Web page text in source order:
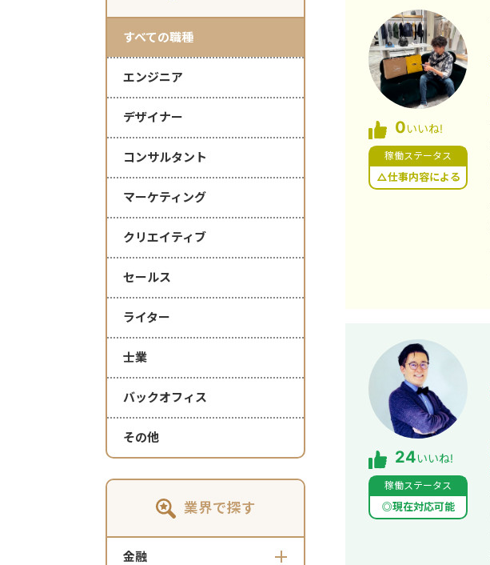
すべての職種
エンジニア
デザイナー
コンサルタント
マーケティング
クリエイティブ
セールス
ライター
士業
バックオフィス
その他
業界で探す
金融
0いいね!
稼働ステータス
△仕事内容による
24いいね!
稼働ステータス
◎現在対応可能